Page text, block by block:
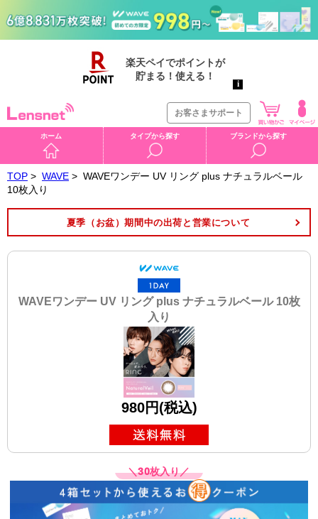
お客さまサポート
ホーム タイプから探す ブランドから探す
TOP > WAVE > WAVEワンデー UV リング plus ナチュラルベール
10枚入り
夏季（お盆）期間中の出荷と営業について
WAVEワンデー UV リング plus ナチュラルベール 10枚
入り
980円(税込)
＼30枚入り／